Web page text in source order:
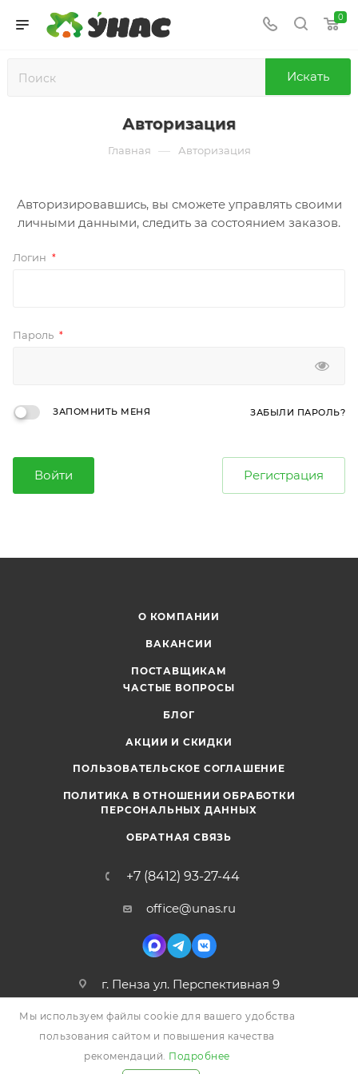
0
Искать
Авторизация
Главная — Авторизация
Авторизировавшись, вы сможете управлять своими
личными данными, следить за состоянием заказов.
Логин *
Пароль *
ЗАПОМНИТЬ МЕНЯ ЗАБЫЛИ ПАРОЛЬ?
Войти Регистрация
О КОМПАНИИ
ВАКАНСИИ
ПОСТАВЩИКАМ
ЧАСТЫЕ ВОПРОСЫ
БЛОГ
АКЦИИ И СКИДКИ
ПОЛЬЗОВАТЕЛЬСКОЕ СОГЛАШЕНИЕ
ПОЛИТИКА В ОТНОШЕНИИ ОБРАБОТКИ
ПЕРСОНАЛЬНЫХ ДАННЫХ
ОБРАТНАЯ СВЯЗЬ
+7 (8412) 93-27-44
office@unas.ru
г. Пенза ул. Перспективная 9
Мы используем файлы cookie для вашего удобства
пользования сайтом и повышения качества
рекомендаций. Подробнее